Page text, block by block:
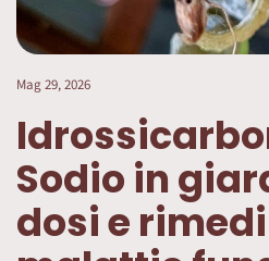
Mag 29, 2026
Sodio in
dosi e